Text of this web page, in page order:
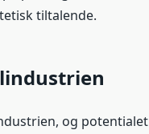
tiltalende.
og